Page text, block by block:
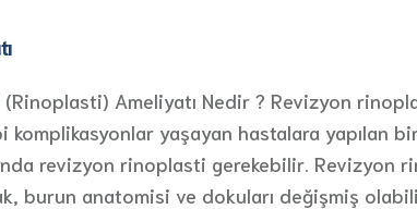
Ameliyatı Nedir ? Revizyon
komplikasyonlar yaşayan hastalara yapılan
revizyon rinoplasti gerekebilir. Revizyon
burun anatomisi ve dokuları değişmiş